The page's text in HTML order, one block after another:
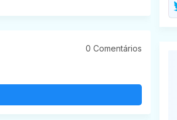
0 Comentários